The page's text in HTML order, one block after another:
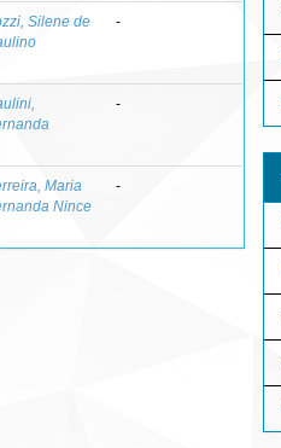
Silene de
-
-
Maria
Nince
-